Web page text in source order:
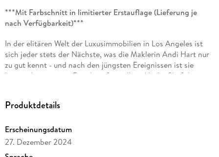
***Mit Farbschnitt in limitierter Erstauflage (Lieferung je
nach Verfügbarkeit)***
In der elitären Welt der Luxusimmobilien in Los Angeles ist
sich jeder stets der Nächste, was die Maklerin Andi Hart nur
zu gut kennt - und nach den jüngsten Ereignissen ist sie
bereit, ihre eigenen Regeln aufzustellen. Als ihr Chef das
einer Million Dollar dotiert ist, weiß sie, dass dies ihre
nicht die Einzige, die das Geld nicht nur will, sondern
braucht. Jeder ihrer vier Kollegen hat Geheimnisse, die sie
Produktdetails
Erscheinungsdatum
27. Dezember 2024